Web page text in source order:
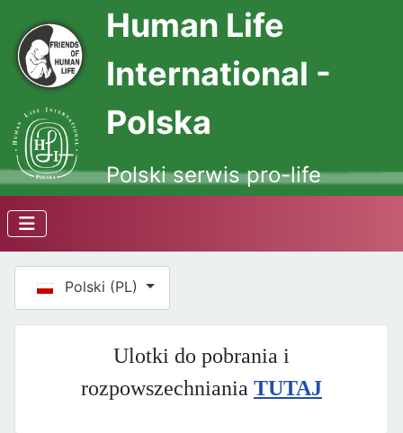
Human Life
International -
Polska
Polski serwis pro-life
Wybierz swój język
Polski (PL)
Ulotki do pobrania i
rozpowszechniania TUTAJ